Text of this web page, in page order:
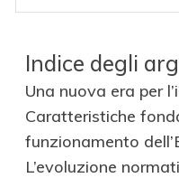
Indice degli
Una nuova era per
Caratteristiche
funzionamento
L’evoluzione